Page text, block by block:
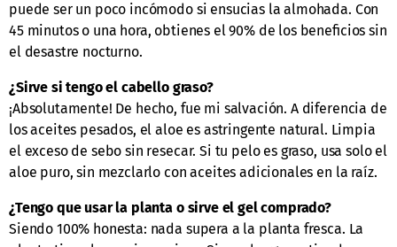
puede ser un poco incómodo si ensucias la almohada. Con
45 minutos o una hora, obtienes el 90% de los beneficios sin
el desastre nocturno.
¿Sirve si tengo el cabello graso?
¡Absolutamente! De hecho, fue mi salvación. A diferencia de
los aceites pesados, el aloe es astringente natural. Limpia
el exceso de sebo sin resecar. Si tu pelo es graso, usa solo el
aloe puro, sin mezclarlo con aceites adicionales en la raíz.
¿Tengo que usar la planta o sirve el gel comprado?
Siendo 100% honesta: nada supera a la planta fresca. La